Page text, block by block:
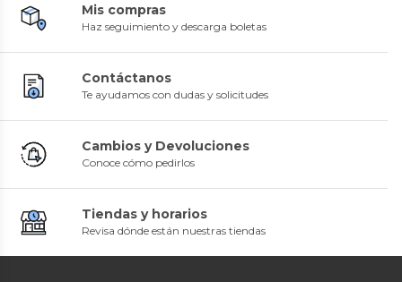
Mis compras
Haz seguimiento y descarga boletas
Contáctanos
Te ayudamos con dudas y solicitudes
Cambios y Devoluciones
Conoce cómo pedirlos
Tiendas y horarios
Revisa dónde están nuestras tiendas